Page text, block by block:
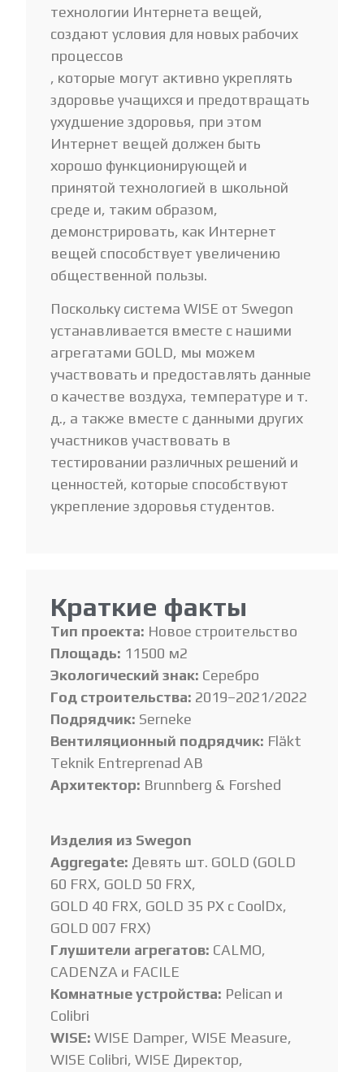
технологии Интернета вещей,
создают условия для новых рабочих
процессов
, которые могут активно укреплять
здоровье учащихся и предотвращать
ухудшение здоровья, при этом
Интернет вещей должен быть
хорошо функционирующей и
принятой технологией в школьной
среде и, таким образом,
демонстрировать, как Интернет
вещей способствует увеличению
общественной пользы.
Поскольку система WISE от Swegon
устанавливается вместе с нашими
агрегатами GOLD, мы можем
участвовать и предоставлять данные
о качестве воздуха, температуре и т.
д., а также вместе с данными других
участников участвовать в
тестировании различных решений и
ценностей, которые способствуют
укрепление здоровья студентов.
Краткие факты
Тип проекта: Новое строительство
Площадь: 11500 м2
Экологический знак: Серебро
Год строительства: 2019–2021/2022
Подрядчик: Serneke
Вентиляционный подрядчик: Fläkt
Teknik Entreprenad AB
Архитектор: Brunnberg & Forshed
Изделия из Swegon
Aggregate: Девять шт. GOLD (GOLD
60 FRX, GOLD 50 FRX,
GOLD 40 FRX, GOLD 35 PX с CoolDx,
GOLD 007 FRX)
Глушители агрегатов: CALMO,
CADENZA и FACILE
Комнатные устройства: Pelican и
Colibri
WISE: WISE Damper, WISE Measure,
WISE Colibri, WISE Директор,